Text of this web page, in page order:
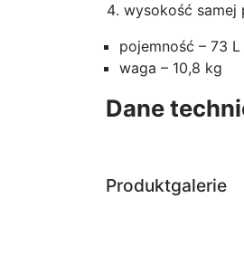
wysokość samej
pojemność – 73 L
waga – 10,8 kg
Dane
Produktgalerie